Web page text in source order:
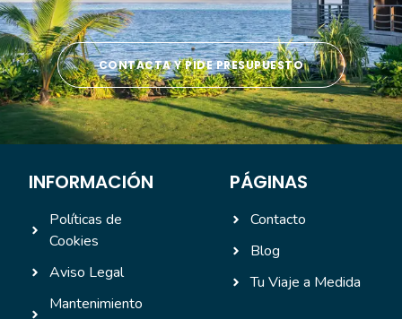
CONTACTA Y PIDE PRESUPUESTO
INFORMACIÓN
Políticas de
Cookies
Aviso Legal
Mantenimiento
PÁGINAS
Contacto
Blog
Tu Viaje a Medida